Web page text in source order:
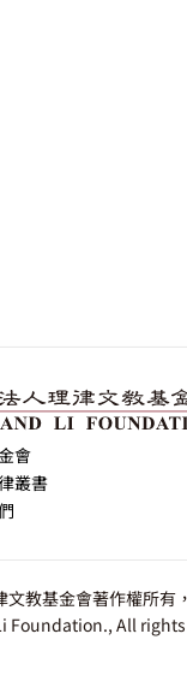
會
叢書
文教基金會著作權所有
Foundation., All